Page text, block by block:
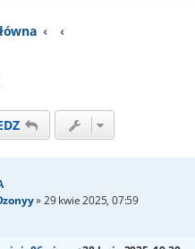
»29 kwie 2025, 07:59